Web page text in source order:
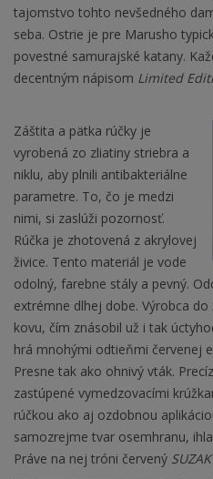
tajomstvo tohto nevšedného
seba. Ostrie je pre Marusho
povestné samurajské katany.
decentným nápisom Limited
Záštita a pätka rúčky je
vyrobená zo zliatiny striebra a
niklu, aby plnili antibakteriálne
parametre. To, čo je medzi
nimi, si zaslúži pozornosť.
Rúčka je zhotovená z akrylovej
živice. Tento materiál je vode
odolný, farebne stály a pevný.
extrémne dlhej dobe. Výrobca
kovu, čím znásobil už i tak
hrá mnohými odtieňmi červenej
Presne tak ako ohnivý vták.
zastúpené vymedzovacími
rúčkou ako aj ozdobnou
samozrejme tvar osemhranu,
Práve na nej tróni červený